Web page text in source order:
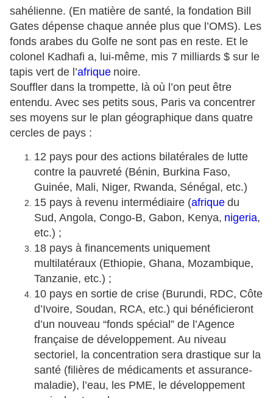
sahélienne. (En matière de santé, la fondation Bill
Gates dépense chaque année plus que l’OMS). Les
fonds arabes du Golfe ne sont pas en reste. Et le
colonel Kadhafi a, lui-même, mis 7 milliards $ sur le
tapis vert de l’afrique noire.
Souffler dans la trompette, là où l’on peut être
entendu. Avec ses petits sous, Paris va concentrer
ses moyens sur le plan géographique dans quatre
cercles de pays :
12 pays pour des actions bilatérales de lutte
contre la pauvreté (Bénin, Burkina Faso,
Guinée, Mali, Niger, Rwanda, Sénégal, etc.)
15 pays à revenu intermédiaire (afrique du
Sud, Angola, Congo-B, Gabon, Kenya, nigeria,
etc.) ;
18 pays à financements uniquement
multilatéraux (Ethiopie, Ghana, Mozambique,
Tanzanie, etc.) ;
10 pays en sortie de crise (Burundi, RDC, Côte
d’Ivoire, Soudan, RCA, etc.) qui bénéficieront
d’un nouveau “fonds spécial” de l’Agence
française de développement. Au niveau
sectoriel, la concentration sera drastique sur la
santé (filières de médicaments et assurance-
maladie), l’eau, les PME, le développement